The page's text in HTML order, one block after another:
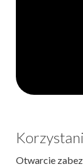
Otwarcie